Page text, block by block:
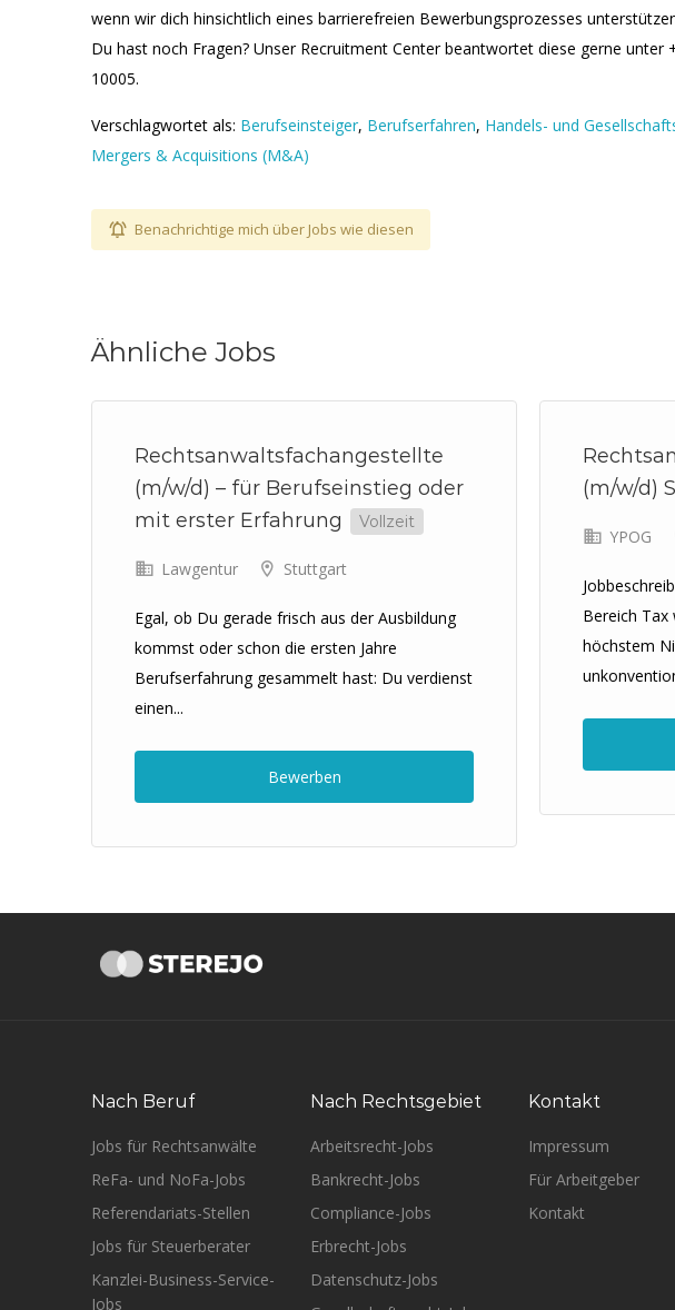
wenn wir dich hinsichtlich eines barrierefreien Bewerbungsprozesses
Du hast noch Fragen? Unser Recruitment Center beantwortet diese gerne unter
10005.
Verschlagwortet als: Berufseinsteiger, Berufserfahren, Handels- und
Mergers & Acquisitions (M&A)
Benachrichtige mich über Jobs wie diesen
Ähnliche Jobs
Rechtsanwaltsfachangestellte
(m/w/d) – für Berufseinstieg oder
mit erster Erfahrung
Vollzeit
Lawgentur Stuttgart
Egal, ob Du gerade frisch aus der Ausbildung
kommst oder schon die ersten Jahre
Berufserfahrung gesammelt hast: Du verdienst
einen...
Bewerben
(m/w/d)
YPOG
Bereich Tax
höchstem
Nach Beruf
Jobs für Rechtsanwälte
ReFa- und NoFa-Jobs
Referendariats-Stellen
Jobs für Steuerberater
Kanzlei-Business-Service-
Jobs
Nach Rechtsgebiet
Arbeitsrecht-Jobs
Bankrecht-Jobs
Compliance-Jobs
Erbrecht-Jobs
Datenschutz-Jobs
Kontakt
Impressum
Für Arbeitgeber
Kontakt